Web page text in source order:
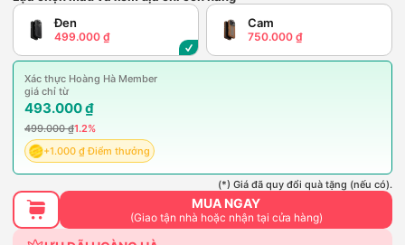
Đen
499.000 ₫
Cam
750.000 ₫
Xác thực Hoàng Hà Member
giá chỉ từ
493.000 ₫
499.000 ₫1.2%
+1.000 ₫ Điểm thưởng
(*) Giá đã quy đổi quà tặng (nếu có).
MUA NGAY
(Giao tận nhà hoặc nhận tại cửa hàng)